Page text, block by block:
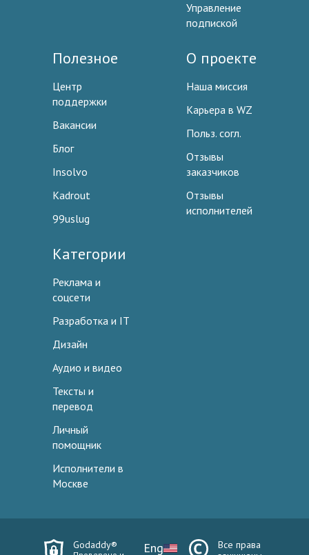
Управление
подпиской
Полезное
Центр
поддержки
Вакансии
Блог
Insolvo
Kadrout
99uslug
О проекте
Наша миссия
Карьера в WZ
Польз. согл.
Отзывы
заказчиков
Отзывы
исполнителей
Категории
Реклама и
соцсети
Разработка и IT
Дизайн
Аудио и видео
Тексты и
перевод
Личный
помощник
Исполнители в
Москве
Godaddy® Eng
Все права